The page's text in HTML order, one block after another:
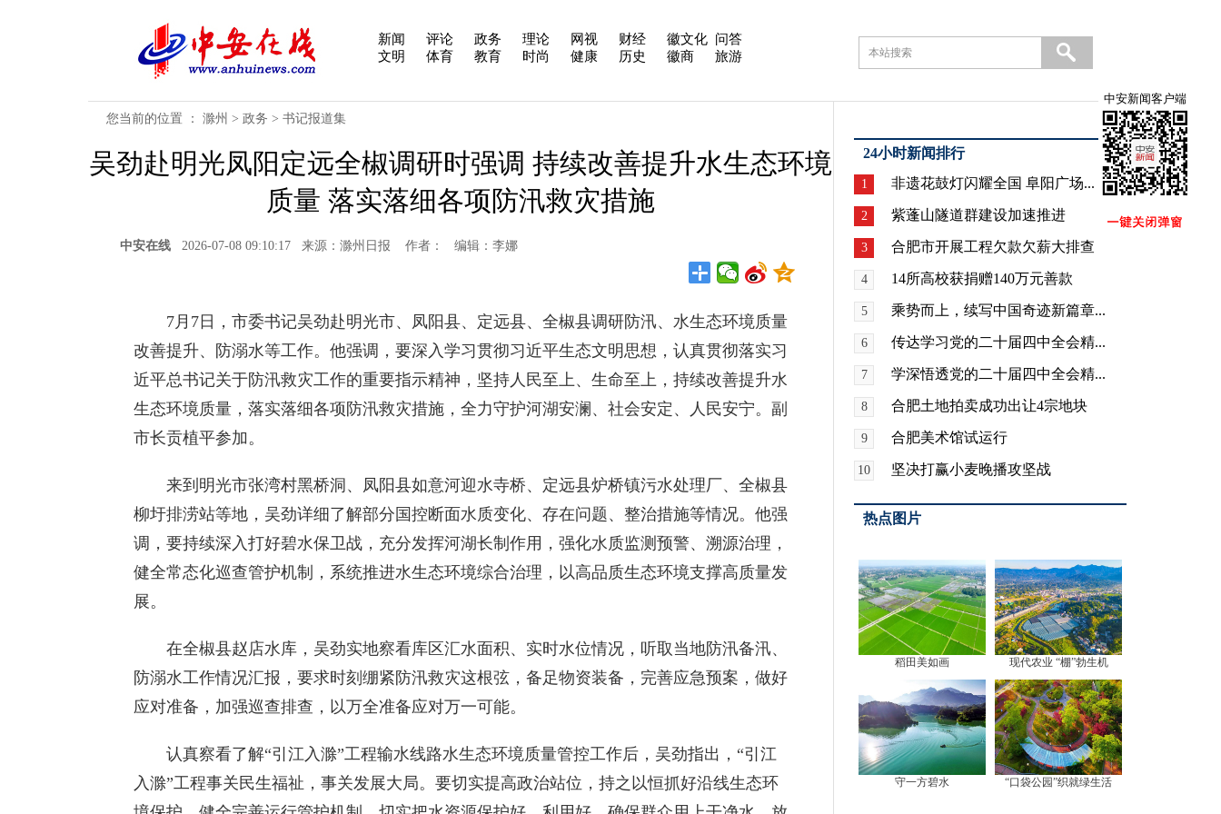
新闻 评论 政务 理论 网视 财经 徽文化 问答
文明
体育 教育 时尚 健康 历史 徽商 旅游
您当前的位置 ： 滁州 > 政务 > 书记报道集
吴劲赴明光凤阳定远全椒调研时强调 持续改善提升水生态环境
质量 落实落细各项防汛救灾措施
中安在线 2026-07-08 09:10:17 来源：滁州日报 作者： 编辑：李娜
7月7日，市委书记吴劲赴明光市、凤阳县、定远县、全椒县调研防汛、水生态环境质量
改善提升、防溺水等工作。他强调，要深入学习贯彻习近平生态文明思想，认真贯彻落实习
近平总书记关于防汛救灾工作的重要指示精神，坚持人民至上、生命至上，持续改善提升水
生态环境质量，落实落细各项防汛救灾措施，全力守护河湖安澜、社会安定、人民安宁。副
市长贡植平参加。
来到明光市张湾村黑桥洞、凤阳县如意河迎水寺桥、定远县炉桥镇污水处理厂、全椒县
柳圩排涝站等地，吴劲详细了解部分国控断面水质变化、存在问题、整治措施等情况。他强
调，要持续深入打好碧水保卫战，充分发挥河湖长制作用，强化水质监测预警、溯源治理，
健全常态化巡查管护机制，系统推进水生态环境综合治理，以高品质生态环境支撑高质量发
展。
在全椒县赵店水库，吴劲实地察看库区汇水面积、实时水位情况，听取当地防汛备汛、
防溺水工作情况汇报，要求时刻绷紧防汛救灾这根弦，备足物资装备，完善应急预案，做好
应对准备，加强巡查排查，以万全准备应对万一可能。
认真察看了解“引江入滁”工程输水线路水生态环境质量管控工作后，吴劲指出，“引江
入滁”工程事关民生福祉，事关发展大局。要切实提高政治站位，持之以恒抓好沿线生态环
24小时新闻排行
1 非遗花鼓灯闪耀全国 阜阳广场...
2 紫蓬山隧道群建设加速推进
3 合肥市开展工程欠款欠薪大排查
4 14所高校获捐赠140万元善款
5 乘势而上，续写中国奇迹新篇章...
6 传达学习党的二十届四中全会精...
7 学深悟透党的二十届四中全会精...
8 合肥土地拍卖成功出让4宗地块
9 合肥美术馆试运行
10 坚决打赢小麦晚播攻坚战
热点图片
稻田美如画 现代农业 “棚”勃生机
守一方碧水 “口袋公园”织就绿生活
中安新闻客户端